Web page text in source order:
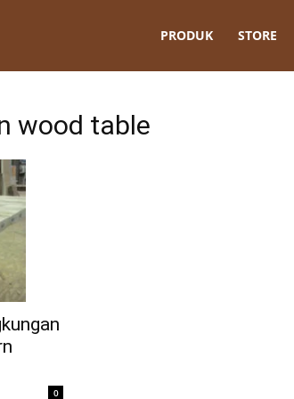
PRODUK STORE
wood table
0